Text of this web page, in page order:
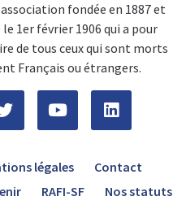
fondée en 1887 et
1er février 1906 qui a pour
de tous ceux qui sont morts
Français ou étrangers.
légales
Contact
RAFI-SF Nos statuts